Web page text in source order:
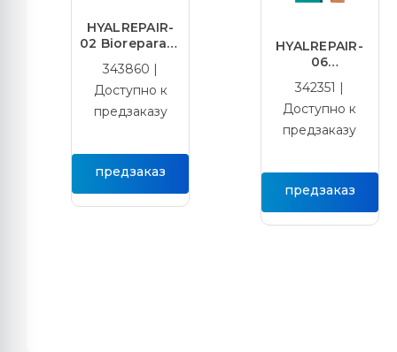
HYALREPAIR-
02 Bioreparant
343860 |
Доступно к
предзаказу
предзаказ
HYALREPAIR-
06
342351 |
Доступно к
предзаказу
предзаказ